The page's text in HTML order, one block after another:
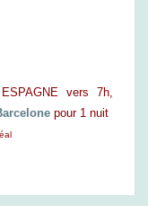
ESPAGNE vers 7h,
pour 1 nuit